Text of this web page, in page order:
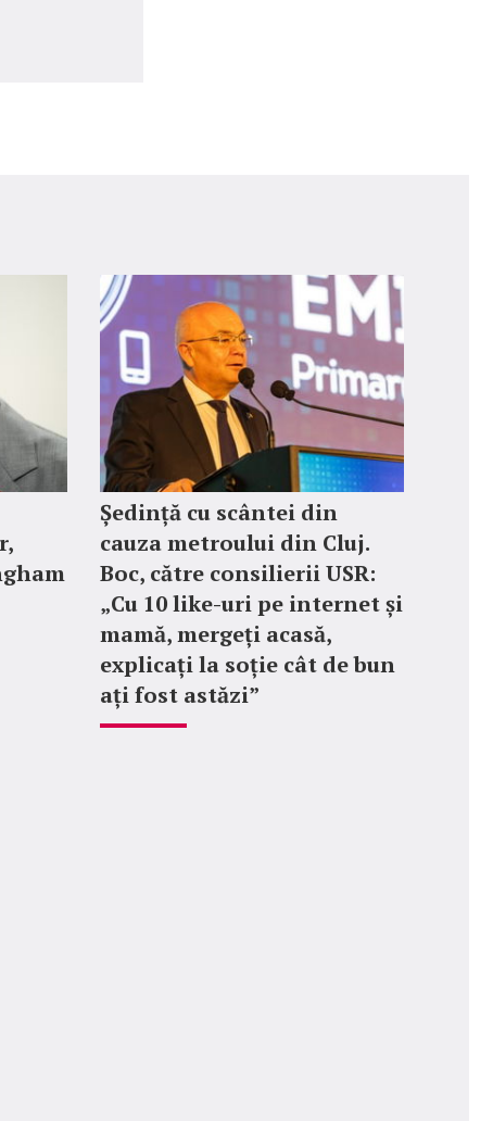
Ședință cu scântei din
cauza metroului din Cluj.
Boc, către consilierii USR:
„Cu 10 like-uri pe internet și
mamă, mergeți acasă,
explicați la soție cât de bun
ați fost astăzi”